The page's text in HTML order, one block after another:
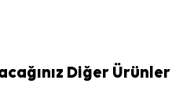
Diğer Ürünler